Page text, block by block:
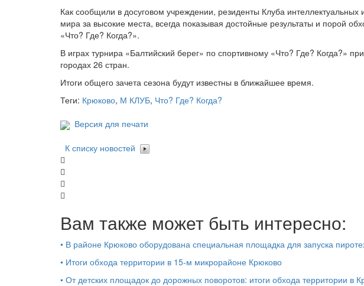
Как сообщили в досуговом учреждении, резиденты Клуба интеллектуальных
мира за высокие места, всегда показывая достойные результаты и порой
«Что? Где? Когда?».
В играх турнира «Балтийский берег» по спортивному «Что? Где? Когда?»
городах 26 стран.
Итоги общего зачета сезона будут известны в ближайшее время.
Теги: Крюково, М КЛУБ, Что? Где? Когда?
Версия для печати
К списку новостей
Вам также может быть интересно:
• В районе Крюково оборудована специальная площадка для запуска
• Итоги обхода территории в 15‑м микрорайоне Крюково
• От детских площадок до дорожных поворотов: итоги обхода территории в